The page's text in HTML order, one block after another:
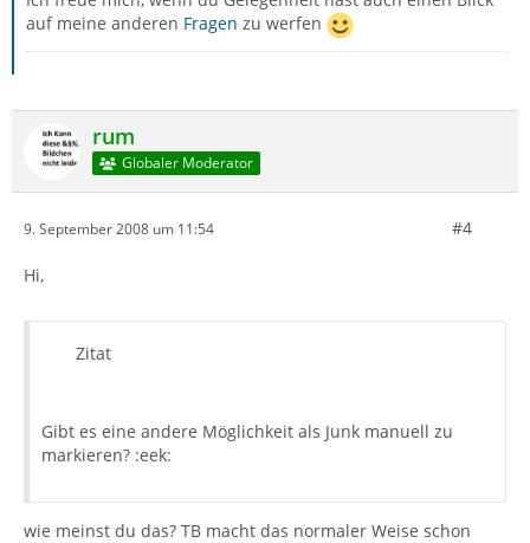
auf meine anderen Fragen zu werfen
rum
Globaler Moderator
9. September 2008 um 11:54 #4
Hi,
Zitat
Gibt es eine andere Möglichkeit als Junk manuell zu
markieren? :eek:
wie meinst du das? TB macht das normaler Weise schon